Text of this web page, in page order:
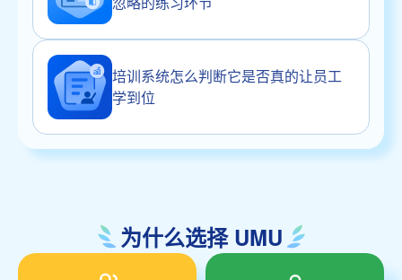
培训系统怎么判断它是否真的让员工
学到位
为什么选择 UMU